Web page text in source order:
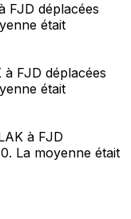
FJD déplacées
était
FJD déplacées
était
à FJD
La moyenne était